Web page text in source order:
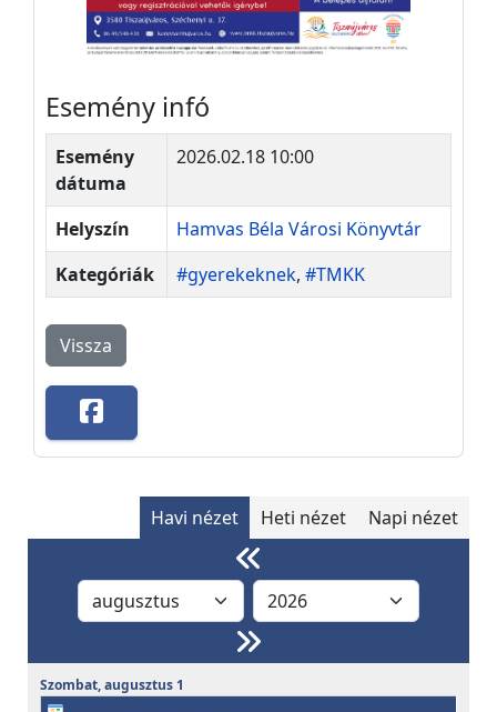
Esemény infó
Esemény
dátuma
2026.02.18 10:00
Helyszín
Hamvas Béla Városi Könyvtár
Kategóriák
#gyerekeknek, #TMKK
Vissza
Havi nézet Heti nézet Napi nézet
Szombat,augusztus 1